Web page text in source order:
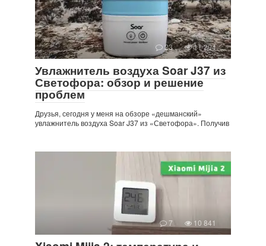
23 11 204
Увлажнитель воздуха Soar J37 из
Светофора: обзор и решение
проблем
Друзья, сегодня у меня на обзоре «дешманский»
увлажнитель воздуха Soar J37 из «Светофора». Получив
7 10 841